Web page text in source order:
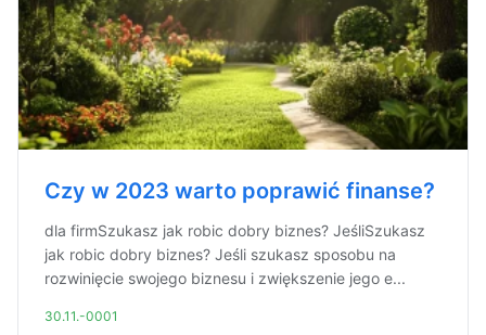
Czy w 2023 warto poprawić finanse?
dla firmSzukasz jak robic dobry biznes? JeśliSzukasz
jak robic dobry biznes? Jeśli szukasz sposobu na
rozwinięcie swojego biznesu i zwiększenie jego e...
30.11.-0001